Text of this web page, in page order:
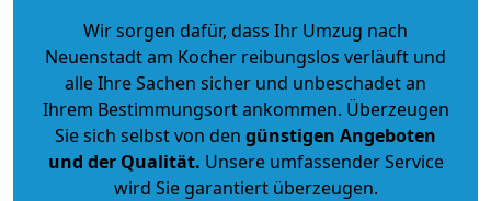
Wir sorgen dafür, dass Ihr Umzug nach
Neuenstadt am Kocher reibungslos verläuft und
alle Ihre Sachen sicher und unbeschadet an
Ihrem Bestimmungsort ankommen. Überzeugen
Sie sich selbst von den günstigen Angeboten
und der Qualität. Unsere umfassender Service
wird Sie garantiert überzeugen.